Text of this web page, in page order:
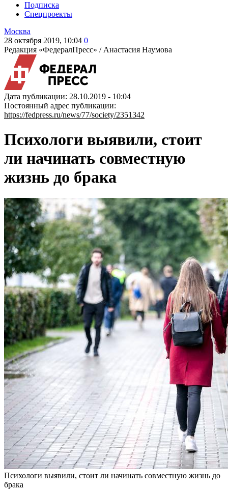
Подписка
Спецпроекты
Москва
28 октября 2019, 10:04 0
Редакция «ФедералПресс» / Анастасия Наумова
Дата публикации: 28.10.2019 - 10:04
Постоянный адрес публикации:
https://fedpress.ru/news/77/society/2351342
Психологи выявили, стоит
ли начинать совместную
жизнь до брака
Психологи выявили, стоит ли начинать совместную жизнь до
брака